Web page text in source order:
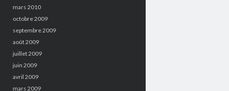
mars 2010
octobre 2009
septembre 2009
août 2009
juillet 2009
juin 2009
avril 2009
mars 2009